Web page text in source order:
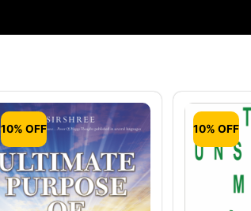
10% OFF 10% OFF